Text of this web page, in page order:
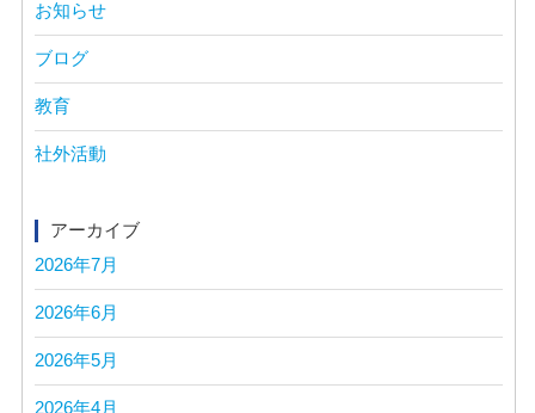
お知らせ
ブログ
教育
社外活動
アーカイブ
2026年7月
2026年6月
2026年5月
2026年4月